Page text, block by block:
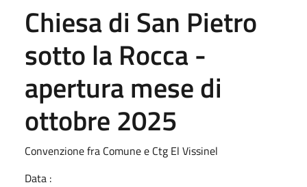
Chiesa di San Pietro
sotto la Rocca -
apertura mese di
ottobre 2025
Convenzione fra Comune e Ctg El Vissinel
Data :